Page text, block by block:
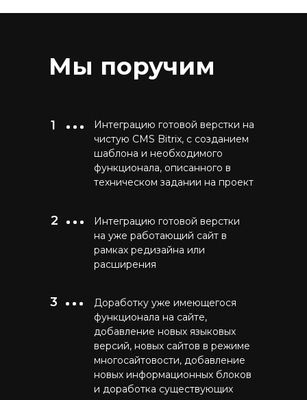
Мы поручим
3
Доработку уже имеющегося
функционала на сайте,
добавление новых языковых
версий, новых сайтов в режиме
многосайтовости, добавление
новых информационных блоков
и доработка существующих
2
Интеграцию готовой верстки
на уже работающий сайт в
рамках редизайна или
расширения
1
Интеграцию готовой верстки на
чистую CMS Bitrix, с созданием
шаблона и необходимого
функционала, описанного в
техническом задании на проект